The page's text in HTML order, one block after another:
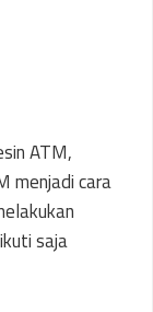
ATM,
menjadi cara
saja